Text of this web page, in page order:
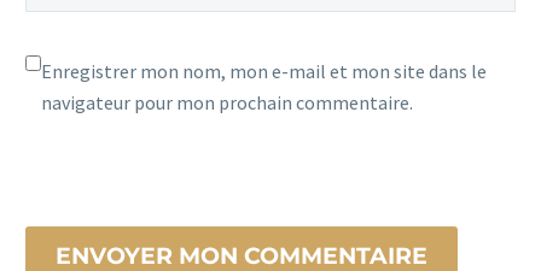
Enregistrer mon nom, mon e-mail et mon site dans le
navigateur pour mon prochain commentaire.
ENVOYER MON COMMENTAIRE